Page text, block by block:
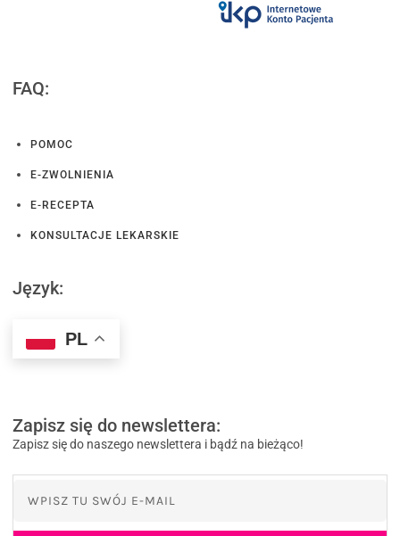
FAQ:
POMOC
E-ZWOLNIENIA
E-RECEPTA
KONSULTACJE LEKARSKIE
Język:
PL
Zapisz się do newslettera:
Zapisz się do naszego newslettera i bądź na bieżąco!